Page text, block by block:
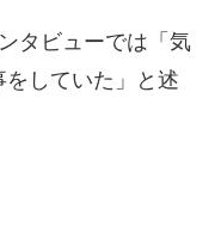
タビューでは「気
していた」と述